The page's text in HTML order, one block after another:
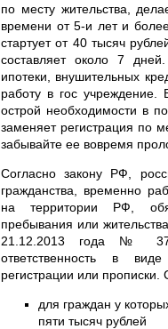
по месту жительства,
времени от 5-и лет и
стартует от 40 тысяч
составляет около 7
ипотеки, внушительных
работу в гос
острой необходимости в
заменяет регистрация по
забывайте ее вовремя
Согласно закону РФ,
гражданства, временно
на территории РФ,
пребывания или
21.12.2013 года №
ответственность в
регистрации или
для граждан у
пяти тысяч рублей